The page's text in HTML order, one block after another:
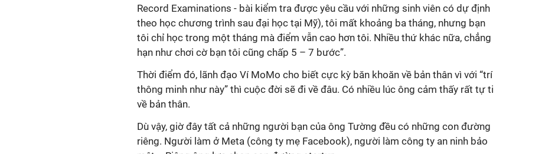
Record Examinations - bài kiểm tra được yêu cầu với những sinh viên có dự định
theo học chương trình sau đại học tại Mỹ), tôi mất khoảng ba tháng, nhưng bạn
tôi chỉ học trong một tháng mà điểm vẫn cao hơn tôi. Nhiều thứ khác nữa, chẳng
hạn như chơi cờ bạn tôi cũng chấp 5 – 7 bước”.
Thời điểm đó, lãnh đạo Ví MoMo cho biết cực kỳ băn khoăn về bản thân vì với “trí
thông minh như này” thì cuộc đời sẽ đi về đâu. Có nhiều lúc ông cảm thấy rất tự ti
về bản thân.
Dù vậy, giờ đây tất cả những người bạn của ông Tường đều có những con đường
riêng. Người làm ở Meta (công ty mẹ Facebook), người làm công ty an ninh bảo